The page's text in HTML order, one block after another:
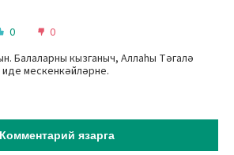
0
0
Балаларны кызганыч, Аллаһы Тәгалә
мескенкәйләрне.
Комментарий язарга